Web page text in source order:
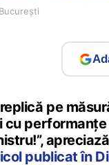
replică pe
cu
publicat în